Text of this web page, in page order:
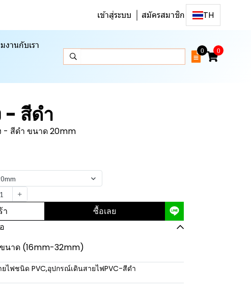
เข้าสู่ระบบ สมัครสมาชิก TH
งานกับเรา
0 0
- สีดำ
- สีดำ ขนาด 20mm
า ซื้อเลย
นาด (16mm-32mm)
ไฟชนิด PVC,อุปกรณ์เดินสายไฟPVC-สีดำ